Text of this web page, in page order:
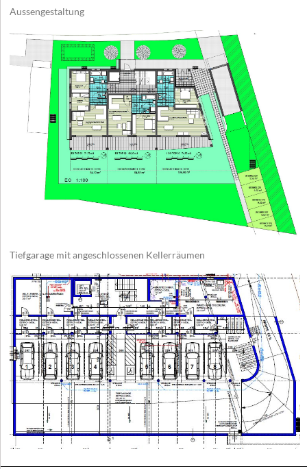
Aussengestaltung
Tiefgarage mit angeschlossenen Kellerräumen